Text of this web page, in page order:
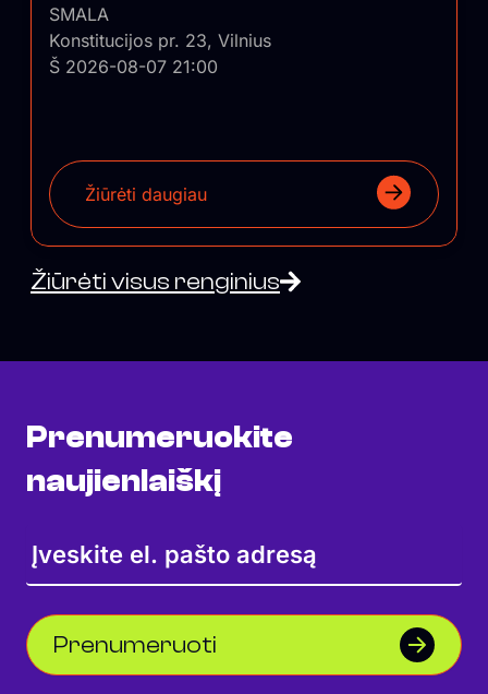
SMALA
Konstitucijos pr. 23, Vilnius
Š 2026-08-07 21:00
Žiūrėti daugiau
Žiūrėti visus renginius
Prenumeruokite
naujienlaiškį
Prenumeruoti